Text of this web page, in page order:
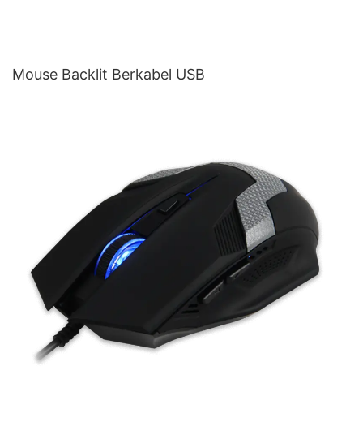
Mouse Backlit Berkabel USB